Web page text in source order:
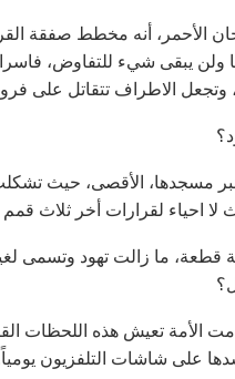
الأحمر، أنه مخطط صفقة
يبقى شيء للتفاوض،
الاطراف تتقاتل على
مسجدها، الأقصى، حيث
احياء لقرارات أخر ثلاث قمم
ما زالت تهود وتسمى لغير
الأمة تعيش هذه اللحظات
على شاشات التلفزيون